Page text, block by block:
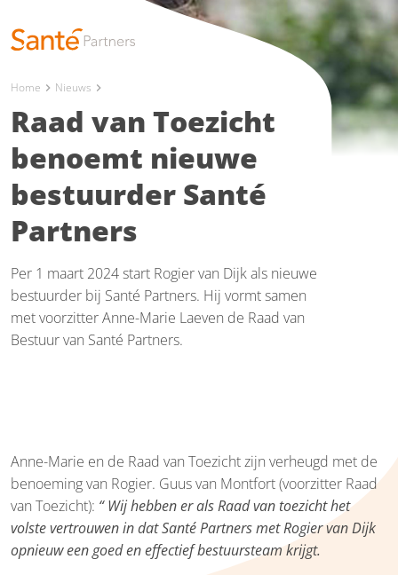
Home chevron_right Nieuws chevron_right
Raad van Toezicht
benoemt nieuwe
bestuurder Santé
Partners
Per 1 maart 2024 start Rogier van Dijk als nieuwe
bestuurder bij Santé Partners. Hij vormt samen
met voorzitter Anne-Marie Laeven de Raad van
Bestuur van Santé Partners.
Anne-Marie en de Raad van Toezicht zijn verheugd met de
benoeming van Rogier. Guus van Montfort (voorzitter Raad
van Toezicht): “ Wij hebben er als Raad van toezicht het
volste vertrouwen in dat Santé Partners met Rogier van Dijk
opnieuw een goed en effectief bestuursteam krijgt.